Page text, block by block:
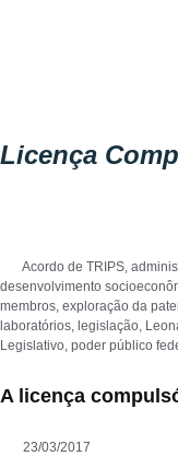
Licença
Acordo de TRIPS,
desenvolvimento
membros, exploração da
laboratórios, legislação,
Legislativo, poder público
A licença
23/03/2017